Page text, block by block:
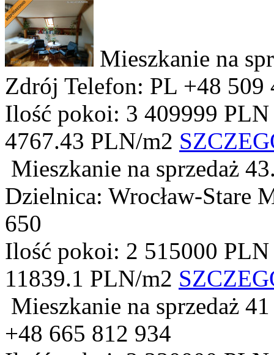
Mieszkanie na
Zdrój Telefon: PL +48 509
Ilość pokoi: 3 409999 PLN
4767.43 PLN/m2
Mieszkanie na sprzedaż
Dzielnica: Wrocław-Stare
650
Ilość pokoi: 2 515000 PLN
11839.1 PLN/m2
Mieszkanie na sprzedaż
+48 665 812 934